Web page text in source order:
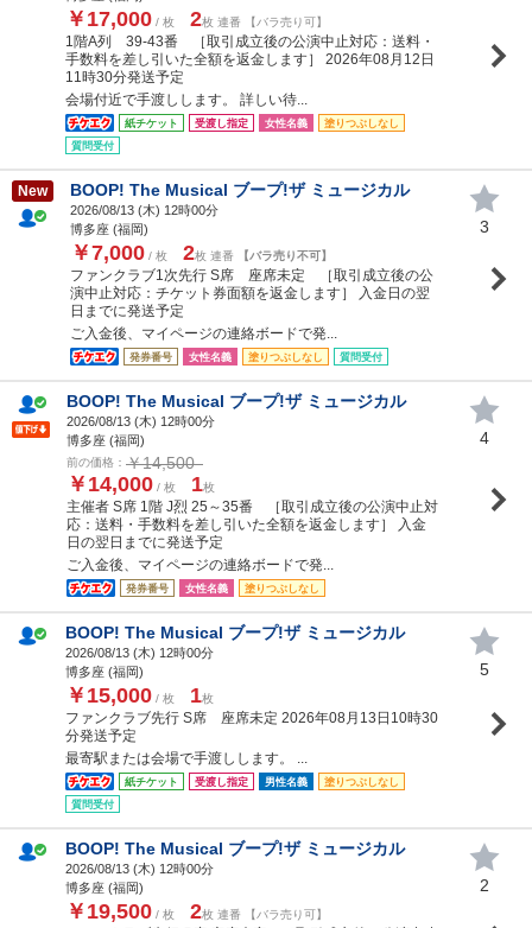
￥17,000 / 枚 2枚 連番 【バラ売り可】
1階A列 39-43番 ［取引成立後の公演中止対応：送料・
手数料を差し引いた全額を返金します］ 2026年08月12日
11時30分発送予定
会場付近で手渡しします。 詳しい待...
紙チケット 受渡し指定 女性名義
塗りつぶしなし
質問受付
New BOOP! The Musical ブープ!ザ ミュージカル
2026/08/13 (木) 12時00分
博多座 (福岡)
￥7,000 / 枚 2枚 連番 【バラ売り不可】
ファンクラブ1次先行 S席 座席未定 ［取引成立後の公
演中止対応：チケット券面額を返金します］ 入金日の翌
日までに発送予定
ご入金後、マイページの連絡ボードで発...
発券番号 女性名義 塗りつぶしなし 質問受付
3
BOOP! The Musical ブープ!ザ ミュージカル
2026/08/13 (木) 12時00分
博多座 (福岡)
前の価格： ￥14,500
￥14,000 / 枚 1枚
主催者 S席 1階 J烈 25～35番 ［取引成立後の公演中止対
応：送料・手数料を差し引いた全額を返金します］ 入金
日の翌日までに発送予定
ご入金後、マイページの連絡ボードで発...
発券番号 女性名義 塗りつぶしなし
4
BOOP! The Musical ブープ!ザ ミュージカル
2026/08/13 (木) 12時00分
博多座 (福岡)
￥15,000 / 枚 1枚
ファンクラブ先行 S席 座席未定 2026年08月13日10時30
分発送予定
最寄駅または会場で手渡しします。 ...
紙チケット 受渡し指定 男性名義
塗りつぶしなし
質問受付
5
BOOP! The Musical ブープ!ザ ミュージカル
2026/08/13 (木) 12時00分
博多座 (福岡)
￥19,500 / 枚 2枚 連番 【バラ売り可】
2